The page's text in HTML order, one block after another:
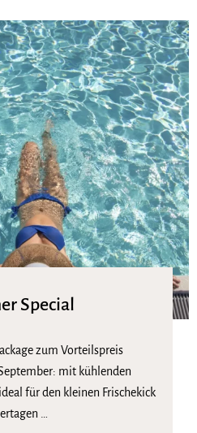
Special
zum Vorteilspreis
mit kühlenden
für den kleinen Frischekick
…